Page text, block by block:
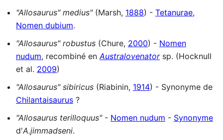
"Allosaurus" medius"(Marsh, 1888) - Tetanurae,
Nomen dubium.
"Allosaurus" robustus (Chure, 2000) - Nomen
nudum, recombiné en Australovenatorsp. (Hocknull
et al. 2009)
"Allosaurus" sibiricus (Riabinin, 1914) - Synonyme de
Chilantaisaurus ?
"Allosaurus terilloquus"- Nomen nudum - Synonyme
d'A.jimmadseni.